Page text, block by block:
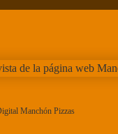
Manchón Pizzas